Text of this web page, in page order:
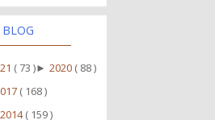
( 73 )►2020 ( 88 )
( 168 )
2014( 159 )